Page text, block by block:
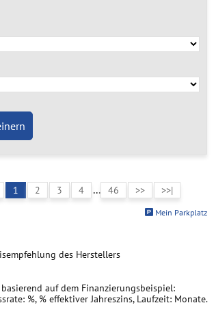
1 2 3 4 ... 46 >> >>|
Mein Parkplatz
des Herstellers
auf dem Finanzierungsbeispiel:
%, % effektiver Jahreszins, Laufzeit: Monate.